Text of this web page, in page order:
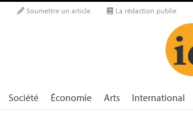
Soumettre un article La rédaction publie
Société Économie Arts International